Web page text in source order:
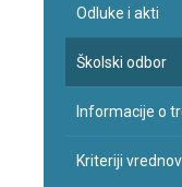
Odluke i akti
Školski odbor
Informacije o
Kriteriji